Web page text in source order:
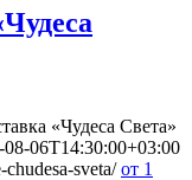
«Чудеса Света»
08-06T14:30:00+03:00
sveta/ от 1